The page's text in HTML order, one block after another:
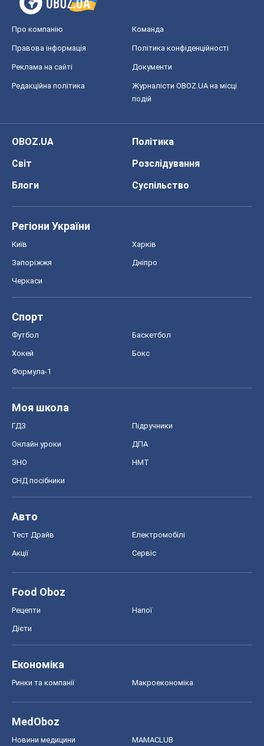
Про компанію Команда
Правова інформація Політика конфіденційності
Реклама на сайті Документи
Редакційна політика
Журналісти OBOZ.UA на місці
подій
OBOZ.UA
Політика
Світ
Розслідування
Блоги
Суспільство
Регіони України
Київ Харків
Запоріжжя Дніпро
Черкаси
Спорт
Футбол Баскетбол
Хокей Бокс
Формула-1
Моя школа
ГДЗ Підручники
Онлайн уроки ДПА
ЗНО НМТ
СНД посібники
Авто
Тест Драйв Електромобілі
Акції Сервіс
Food Oboz
Рецепти Напої
Дієти
Економіка
Ринки та компанії Макроекономіка
MedOboz
Новини медицини MAMACLUB